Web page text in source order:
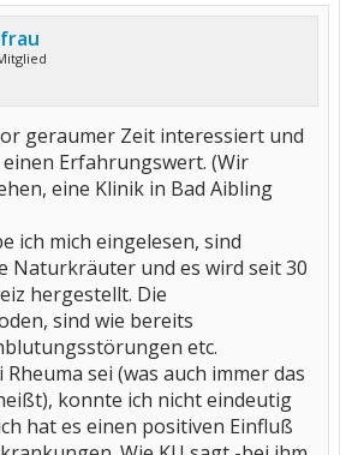
geraumer Zeit interessiert und
Erfahrungswert. (Wir
eine Klinik in Bad Aibling
ich mich eingelesen, sind
Naturkräuter und es wird seit 30
hergestellt. Die
sind wie bereits
etc.
sei (was auch immer das
konnte ich nicht eindeutig
hat es einen positiven Einfluß